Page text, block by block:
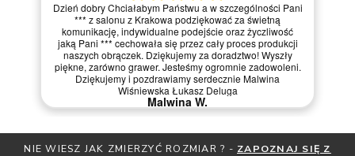
Dzień dobry Chciałabym Państwu a w szczególności Pani
*** z salonu z Krakowa podziękować za świetną
komunikację, indywidualne podejście oraz życzliwość
jaką Pani *** cechowała się przez cały proces produkcji
naszych obrączek. Dziękujemy za doradztwo! Wyszły
piękne, zarówno grawer. Jesteśmy ogromnie zadowoleni.
Dziękujemy i pozdrawiamy serdecznie Malwina
Wiśniewska Łukasz Deluga
Malwina W.
NIE WIESZ JAK ZMIERZYĆ ROZMIAR ? - ZAPOZNAJ SIĘ Z